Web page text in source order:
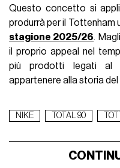
Questo concetto si
produrrà per il Tottenham
stagione 2025/26.
il proprio appeal nel
più prodotti legati al
appartenere alla storia
NIKE TOTAL 90